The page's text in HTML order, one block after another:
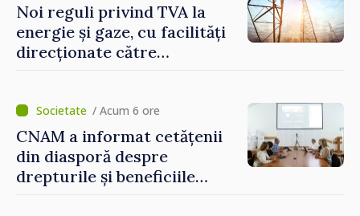
Noi reguli privind TVA la
energie și gaze, cu facilități
direcționate către
/ Acum 6 ore
CNAM a informat cetățenii
din diasporă despre
drepturile și beneficiile